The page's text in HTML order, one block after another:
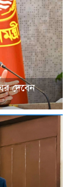
দেবেন